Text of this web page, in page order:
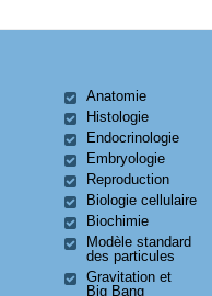
Anatomie
Histologie
Endocrinologie
Embryologie
Reproduction
Biologie cellulaire
Biochimie
Modèle standard
des particules
Gravitation et
Big Bang